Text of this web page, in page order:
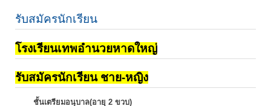
รับสมัครนักเรียน
โรงเรียนเทพอำนวยหาดใหญ่
รับสมัครนักเรียน ชาย-หญิง
ชั้นเตรียมอนุบาล(อายุ 2 ขวบ)